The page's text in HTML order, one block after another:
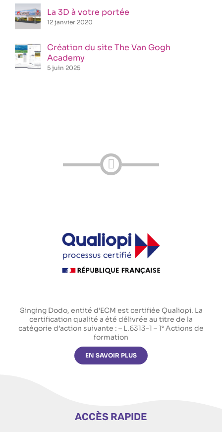
La 3D à votre portée
12 janvier 2020
Création du site The Van Gogh
Academy
5 juin 2025
Singing Dodo, entité d’ECM est certifiée Qualiopi. La
certification qualité a été délivrée au titre de la
catégorie d’action suivante : – L.6313-1 – 1° Actions de
formation
EN SAVOIR PLUS
ACCÈS RAPIDE